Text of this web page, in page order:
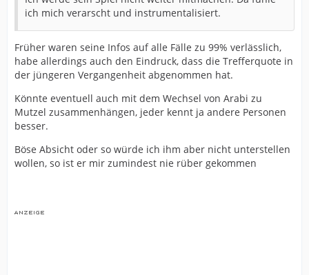
ich mich verarscht und instrumentalisiert.
Früher waren seine Infos auf alle Fälle zu 99% verlässlich,
habe allerdings auch den Eindruck, dass die Trefferquote in
der jüngeren Vergangenheit abgenommen hat.
Könnte eventuell auch mit dem Wechsel von Arabi zu
Mutzel zusammenhängen, jeder kennt ja andere Personen
besser.
Böse Absicht oder so würde ich ihm aber nicht unterstellen
wollen, so ist er mir zumindest nie rüber gekommen